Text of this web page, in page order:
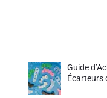
Guide
Écarteurs